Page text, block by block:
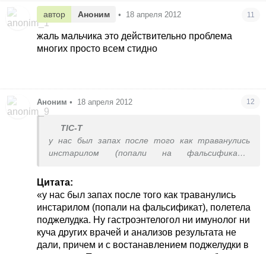
автор Аноним • 18 апреля 2012 11
жаль мальчика это действительно проблема
многих просто всем стидно
Аноним • 18 апреля 2012 12
TIC-T
у нас был запах после того как траванулись
инстарилом (попали на фальсификат),
результата не дали, причем и с
востанавлением поджелудки в том числе.
Причем врачи все толковые были. Помог нам
гомеопат. Александр Иванович 249-35-94 пон,
Цитата:
у нас был запах после того как траванулись
инстарилом (попали на фальсификат), полетела
поджелудка. Ну гастроэнтелогол ни имунолог ни
куча других врачей и анализов результата не
дали, причем и с востанавлением поджелудки в